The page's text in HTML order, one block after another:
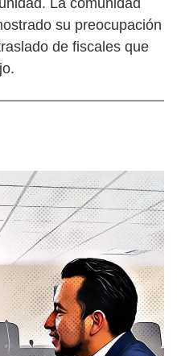
su preocupación
de fiscales que